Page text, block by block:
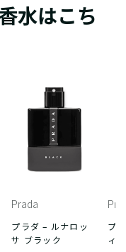
水はこち
Prada
プラダ – ルナロッ
サ ブラック
プ
ィ